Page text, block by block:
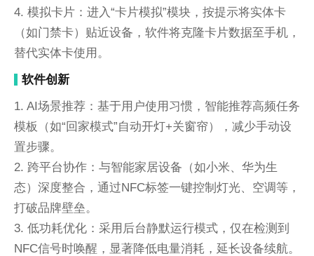
4. 模拟卡片：进入“卡片模拟”模块，按提示将实体卡
（如门禁卡）贴近设备，软件将克隆卡片数据至手机，
替代实体卡使用。
软件创新
1. AI场景推荐：基于用户使用习惯，智能推荐高频任务
模板（如“回家模式”自动开灯+关窗帘），减少手动设
置步骤。
2. 跨平台协作：与智能家居设备（如小米、华为生
态）深度整合，通过NFC标签一键控制灯光、空调等，
打破品牌壁垒。
3. 低功耗优化：采用后台静默运行模式，仅在检测到
NFC信号时唤醒，显著降低电量消耗，延长设备续航。